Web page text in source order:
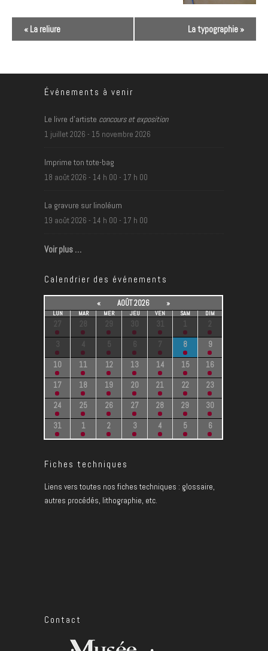
a
i
« La reliure La typographie »
Événements à venir
Le livre d’artiste concours et exposition
1 juillet 2026 - 15 novembre 2026
Imprime ton tote-bag
18 août 2026 - 14 h 00 - 17 h 00
La gravure sur linoléum
19 août 2026 - 14 h 00 - 17 h 00
Voir plus …
Calendrier des événements
« AOÛT 2026 »
LUN MAR MER JEU VEN SAM DIM
27 28 29 30 31 1
2
3
5 6 7 8
9
10
11 12 13 14 15
16
17
18 19 20 21 22
23
24
25 26 27 28 29
30
31
1 2 3 4 5 6
Fiches techniques
Liens vers toutes nos fiches techniques : glossaire,
autres procédés, lithographie, etc.
Contact